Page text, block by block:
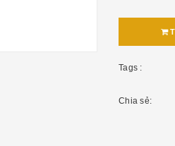
Tags :
Chia sẻ: